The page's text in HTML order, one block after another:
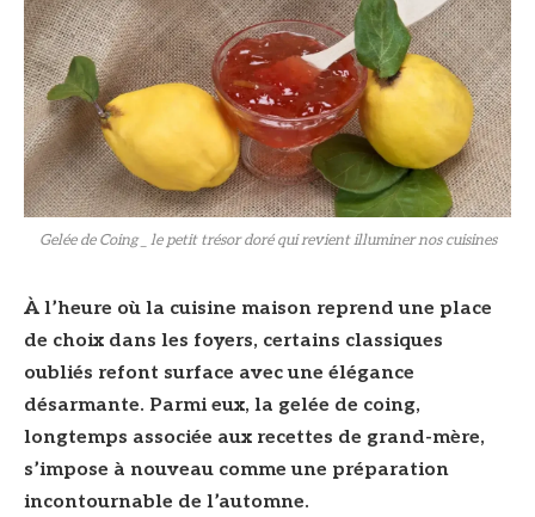
Gelée de Coing _ le petit trésor doré qui revient illuminer nos cuisines
À l’heure où la cuisine maison reprend une place
de choix dans les foyers, certains classiques
oubliés refont surface avec une élégance
désarmante. Parmi eux, la gelée de coing,
longtemps associée aux recettes de grand-mère,
s’impose à nouveau comme une préparation
incontournable de l’automne.